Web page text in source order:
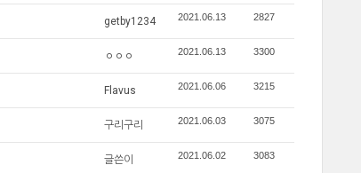
getby1234 2021.06.13 2827
ㅇㅇㅇ 2021.06.13 3300
Flavus 2021.06.06 3215
구리구리 2021.06.03 3075
글쓴이 2021.06.02 3083